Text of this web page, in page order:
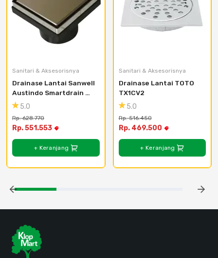
Sanitari & Aksesorisnya
Drainase Lantai Sanwell
Austindo Smartdrain
Square 20/80mm with
5.0
Rp. 628.770
Rp. 551.553
+ Keranjang
Sanitari & Aksesorisnya
Drainase Lantai TOTO
TX1CV2
5.0
Rp. 516.450
Rp. 469.500
+ Keranjang